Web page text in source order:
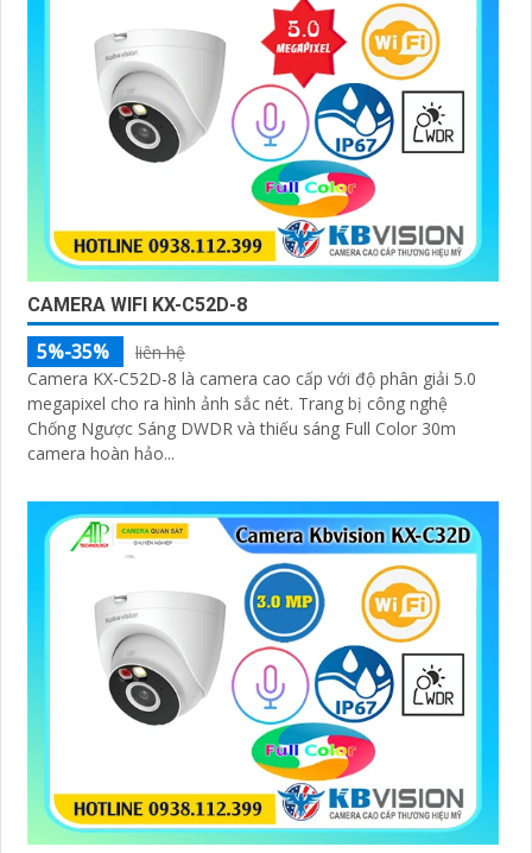
CAMERA WIFI KX-C52D-8
5%-35%
liên hệ
Camera KX-C52D-8 là camera cao cấp với độ phân giải 5.0
megapixel cho ra hình ảnh sắc nét. Trang bị công nghệ
Chống Ngược Sáng DWDR và thiếu sáng Full Color 30m
camera hoàn hảo...